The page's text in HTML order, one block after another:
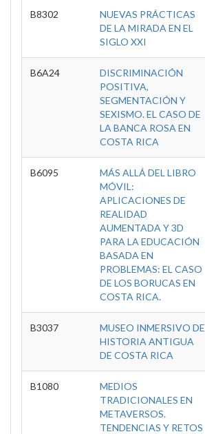
B8302
NUEVAS PRÁCTICAS
DE LA MIRADA EN EL
SIGLO XXI
B6A24
DISCRIMINACIÓN
POSITIVA,
SEGMENTACIÓN Y
SEXISMO. EL CASO DE
LA BANCA ROSA EN
COSTA RICA
B6095
MÁS ALLÁ DEL LIBRO
MÓVIL:
APLICACIONES DE
REALIDAD
AUMENTADA Y 3D
PARA LA EDUCACIÓN
BASADA EN
PROBLEMAS: EL CASO
DE LOS BORUCAS EN
COSTA RICA.
B3037
MUSEO INMERSIVO DE
HISTORIA ANTIGUA
DE COSTA RICA
B1080
MEDIOS
TRADICIONALES EN
METAVERSOS.
TENDENCIAS Y RETOS